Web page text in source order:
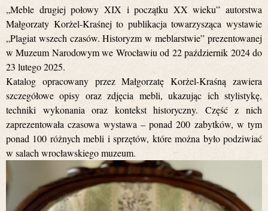
„Meble drugiej połowy XIX i początku XX wieku” autorstwa
Małgorzaty Korżel-Kraśnej to publikacja towarzysząca wystawie
„Plagiat wszech czasów. Historyzm w meblarstwie” prezentowanej
w Muzeum Narodowym we Wrocławiu od 22 październik 2024 do
23 lutego 2025.
Katalog opracowany przez Małgorzatę Korżel-Kraśną zawiera
szczegółowe opisy oraz zdjęcia mebli, ukazując ich stylistykę,
techniki wykonania oraz kontekst historyczny. Część z nich
zaprezentowała czasowa wystawa – ponad 200 zabytków, w tym
ponad 100 różnych mebli i sprzętów, które można było podziwiać
w salach wrocławskiego muzeum.